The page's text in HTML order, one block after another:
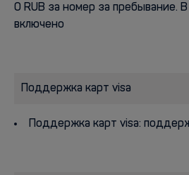
0 RUB за номер за пребывание.
включено
Поддержка карт visa
Поддержка карт visa: